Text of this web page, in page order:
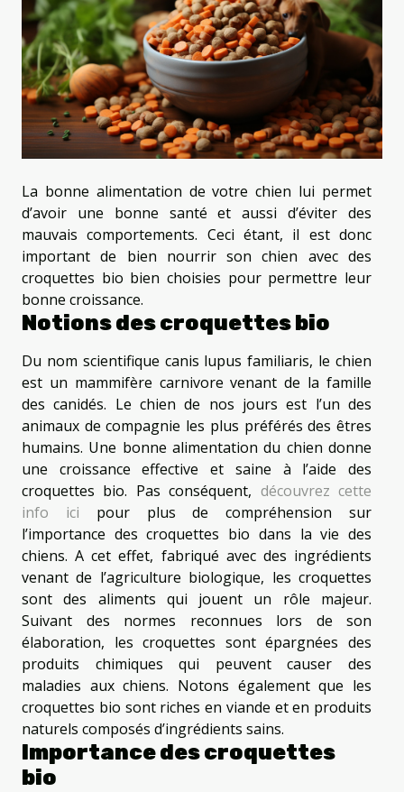
La bonne alimentation de votre chien lui permet
d’avoir une bonne santé et aussi d’éviter des
mauvais comportements. Ceci étant, il est donc
important de bien nourrir son chien avec des
croquettes bio bien choisies pour permettre leur
bonne croissance.
Notions des croquettes bio
Du nom scientifique canis lupus familiaris, le chien
est un mammifère carnivore venant de la famille
des canidés. Le chien de nos jours est l’un des
animaux de compagnie les plus préférés des êtres
humains. Une bonne alimentation du chien donne
une croissance effective et saine à l’aide des
croquettes bio. Pas conséquent, découvrez cette
info ici pour plus de compréhension sur
l’importance des croquettes bio dans la vie des
chiens. A cet effet, fabriqué avec des ingrédients
venant de l’agriculture biologique, les croquettes
sont des aliments qui jouent un rôle majeur.
Suivant des normes reconnues lors de son
élaboration, les croquettes sont épargnées des
produits chimiques qui peuvent causer des
maladies aux chiens. Notons également que les
croquettes bio sont riches en viande et en produits
naturels composés d’ingrédients sains.
Importance des croquettes
bio